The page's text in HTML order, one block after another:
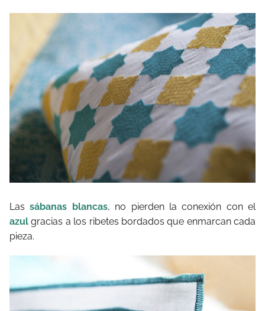
Lassábanas blancas, no pierden la conexión con el
azul gracias a los ribetes bordados que enmarcan cada
pieza.